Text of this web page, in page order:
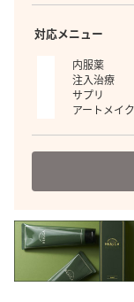
対応メニュー
内服薬
注入治療
サプリ
アートメイク